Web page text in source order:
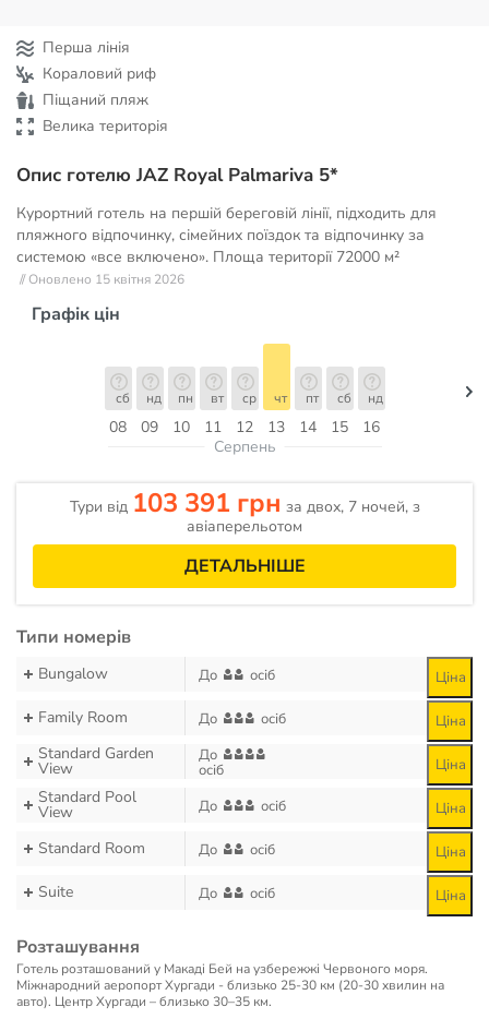
Перша лінія
Кораловий риф
Піщаний пляж
Велика територія
Опис готелю JAZ Royal Palmariva 5*
Курортний готель на першій береговій лінії, підходить для
пляжного відпочинку, сімейних поїздок та відпочинку за
системою «все включено». Площа території 72000 м²
// Оновлено 15 квітня 2026
Графік цін
08
сб
09
нд
10
пн
11
вт
12
ср
13
чт
14
пт
15
сб
16
нд
Серпень
Тури від 103 391 грн за двох, 7 ночей, з
авіаперельотом
ДЕТАЛЬНІШЕ
Типи номерів
Bungalow До осіб Ціна
Family Room До осіб Ціна
Standard Garden
View
До
осіб Ціна
Standard Pool
View До осіб Ціна
Standard Room До осіб Ціна
Suite До осіб Ціна
Розташування
Готель розташований у Макаді Бей на узбережжі Червоного моря.
Міжнародний аеропорт Хургади - близько 25-30 км (20-30 хвилин на
авто). Центр Хургади – близько 30–35 км.